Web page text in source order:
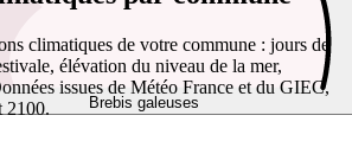
Brebis galeuses
climatiques de votre commune : jours de
élévation du niveau de la mer,
issues de Météo France et du GIEC,
2100.